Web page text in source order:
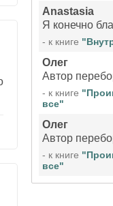
Anastasia
- к книге
Олег
- к книге
все"
Олег
- к книге
все"